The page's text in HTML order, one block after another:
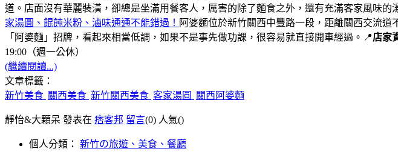
道。店面沒有華麗裝潢，卻總是坐滿用餐客人，厲害的除了麵食之外，還有充滿客家風味的
家湯圓、餛飩米粉、滷味通通不能錯過！ 阿婆麵位於新竹關西中豐路一段，距離關西交流
「阿婆麵」招牌，看起來相當低調，如果不是事先做功課，很容易就直接開車經過。📍店家
19:00（週一公休）
(繼續閱讀...)
文章標籤：
新竹美食 關西美食 新竹關西美食 客家湯圓 關西阿婆麵
靜怡&大顆呆 發表在 痞客邦 留言(0) 人氣()
個人分類： 新竹の旅遊、美食、餐廳